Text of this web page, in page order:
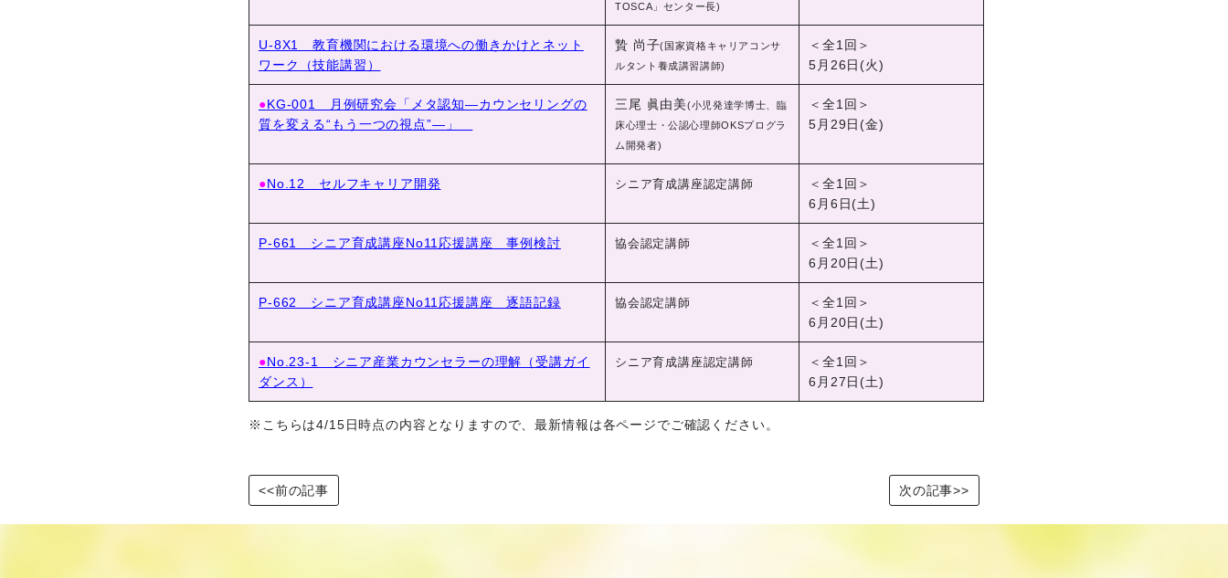
TOSCA」センター長)
U-8X1 教育機関における環境への働きかけとネット
ワーク（技能講習）
贄 尚子(国家資格キャリアコンサ
ルタント養成講習講師)
＜全1回＞
5月26日(火)
●KG-001 月例研究会「メタ認知―カウンセリングの
質を変える“もう一つの視点”―」
三尾 眞由美(小児発達学博士、臨
床心理士・公認心理師OKSプログラ
ム開発者)
＜全1回＞
5月29日(金)
●No.12 セルフキャリア開発 シニア育成講座認定講師
＜全1回＞
6月6日(土)
P-661 シニア育成講座No11応援講座 事例検討 協会認定講師
＜全1回＞
6月20日(土)
P-662 シニア育成講座No11応援講座 逐語記録 協会認定講師
＜全1回＞
6月20日(土)
●No.23-1 シニア産業カウンセラーの理解（受講ガイ
ダンス）
シニア育成講座認定講師
＜全1回＞
6月27日(土)
※こちらは4/15日時点の内容となりますので、最新情報は各ページでご確認ください。
<<前の記事 次の記事>>